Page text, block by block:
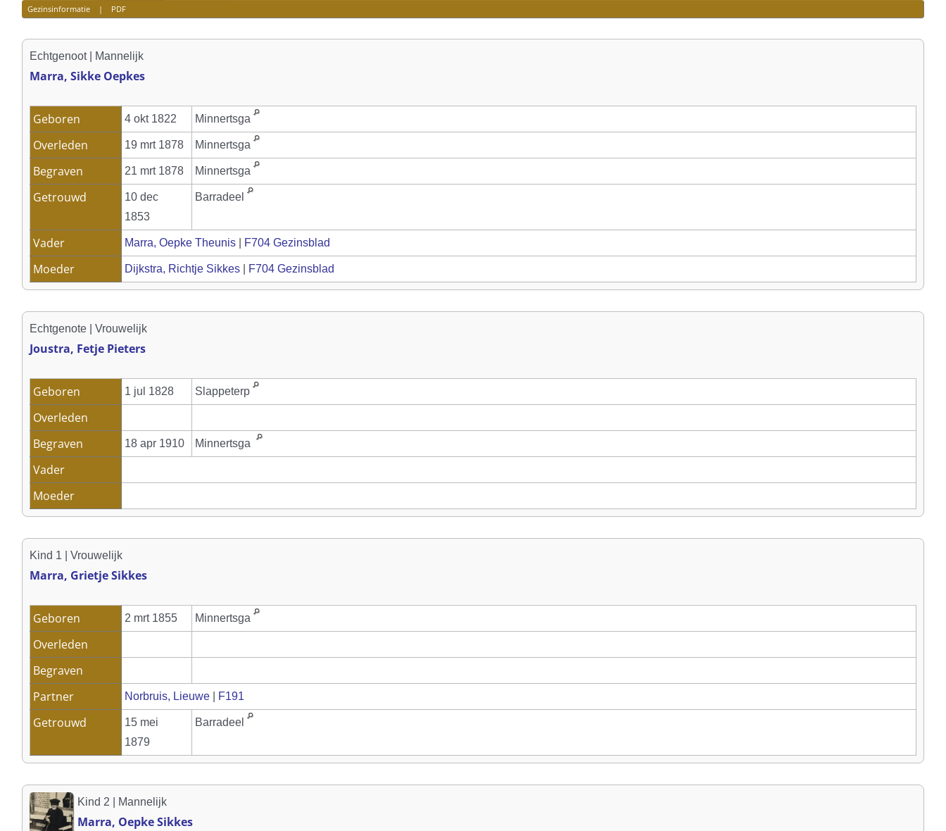
Gezinsinformatie| PDF
Echtgenoot | Mannelijk
Marra, Sikke Oepkes
Geboren 4 okt 1822 Minnertsga
Overleden 19 mrt 1878 Minnertsga
Begraven 21 mrt 1878 Minnertsga
Getrouwd
10 dec
1853
Barradeel
Vader Marra, Oepke Theunis F704 Gezinsblad
Moeder Dijkstra, Richtje Sikkes F704 Gezinsblad
Echtgenote | Vrouwelijk
Joustra, Fetje Pieters
Geboren 1 jul 1828 Slappeterp
Overleden
Begraven
18 apr 1910 Minnertsga
Vader
Moeder
Kind 1 | Vrouwelijk
Marra, Grietje Sikkes
Geboren 2 mrt 1855 Minnertsga
Overleden
Begraven
Partner
Norbruis, Lieuwe F191
Getrouwd
15 mei
1879
Barradeel
Kind 2 | Mannelijk
Marra, Oepke Sikkes